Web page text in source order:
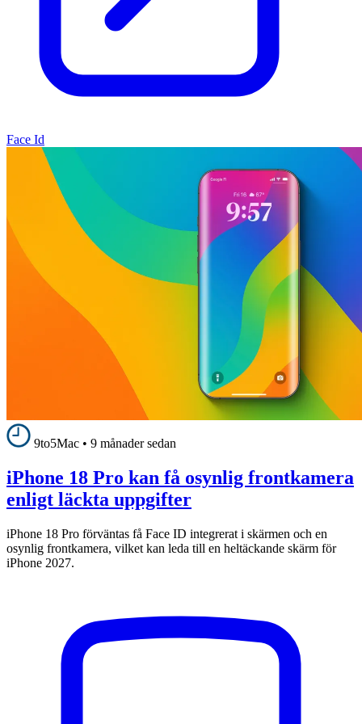
Face Id
9to5Mac • 9 månader sedan
iPhone 18 Pro kan få osynlig frontkamera
enligt läckta uppgifter
iPhone 18 Pro förväntas få Face ID integrerat i skärmen och en
osynlig frontkamera, vilket kan leda till en heltäckande skärm för
iPhone 2027.